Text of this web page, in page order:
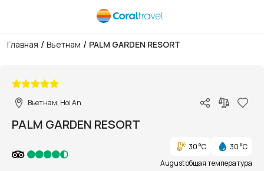
Главная / Вьетнам / PALM GARDEN RESORT
Вьетнам, Hoi An
PALM GARDEN RESORT
30 °C
30 °C
August общая температура